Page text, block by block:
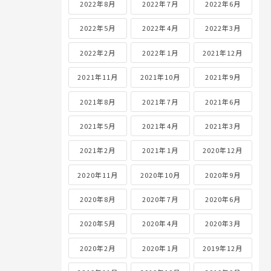
2022年8月 2022年7月 2022年6月
2022年5月 2022年4月 2022年3月
2022年2月 2022年1月 2021年12月
2021年11月 2021年10月 2021年9月
2021年8月 2021年7月 2021年6月
2021年5月 2021年4月 2021年3月
2021年2月 2021年1月 2020年12月
2020年11月 2020年10月 2020年9月
2020年8月 2020年7月 2020年6月
2020年5月 2020年4月 2020年3月
2020年2月 2020年1月 2019年12月